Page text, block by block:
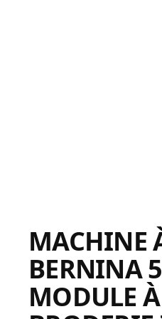
MACHINE
BERNINA
MODULE À